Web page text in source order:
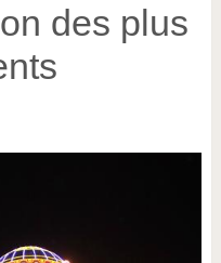
des plus